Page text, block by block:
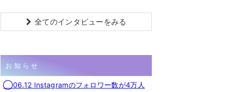
全てのインタビューをみる
お知らせ
◯06.12 Instagramのフォロワー数が4万人